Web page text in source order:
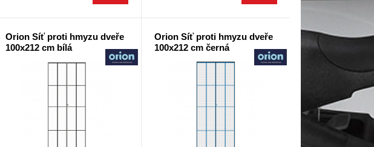
Orion Síť proti hmyzu dveře
100x212 cm bílá
Orion Síť proti hmyzu dveře
100x212 cm černá